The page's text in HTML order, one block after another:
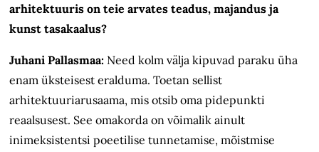
arhitektuuris on teie arvates teadus, majandus ja
kunst tasakaalus?
Juhani Pallasmaa: Need kolm välja kipuvad paraku üha
enam üksteisest eralduma. Toetan sellist
arhitektuuriarusaama, mis otsib oma pidepunkti
reaalsusest. See omakorda on võimalik ainult
inimeksistentsi poeetilise tunnetamise, mõistmise